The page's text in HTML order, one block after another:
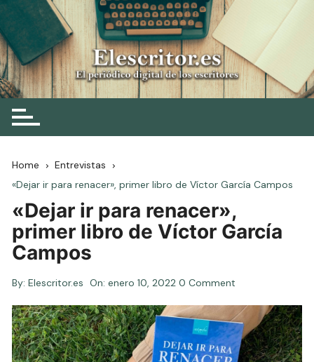
Skip
to
content
Elescritor.es
El periódico digital de los escritores
Home
Entrevistas
«Dejar ir para renacer», primer libro de Víctor García Campos
«Dejar ir para renacer»,
primer libro de Víctor García
Campos
By: Elescritor.es On:enero 10, 2022 0 Comment